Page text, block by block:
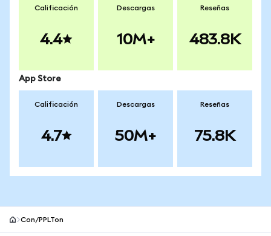
Calificación
4.4
Descargas
10M+
Reseñas
483.8K
App Store
Calificación
4.7
Descargas
50M+
Reseñas
75.8K
Con/PPLTon